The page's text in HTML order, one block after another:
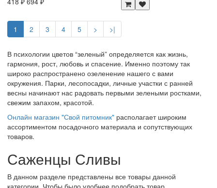
1 2 3 4 5 > >|
В психологии цветов “зеленый” определяется как жизнь,
гармония, рост, любовь и спасение. Именно поэтому так
широко распространено озеленение нашего с вами
окружения. Парки, лесопосадки, личные участки с ранней
весны начинают нас радовать первыми зелеными ростками,
свежим запахом, красотой.
Онлайн магазин "Свой питомник" располагает широким
ассортиментом посадочного материала и сопутствующих
товаров.
Саженцы Сливы
В данном разделе представлены все товары данной
категории. Чтобы было удобнее подобрать товар,